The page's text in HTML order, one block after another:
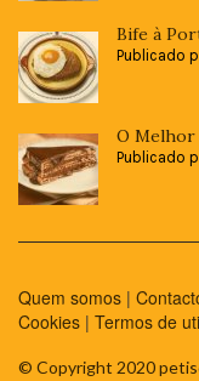
Bife à
Publicado
O Melhor
Publicado
Quem somos |
Cookies | Termos de
© Copyright 2020